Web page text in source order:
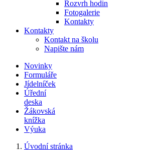
Rozvrh hodin
Fotogalerie
Kontakty
Kontakty
Kontakt na školu
Napište nám
Novinky
Formuláře
Jídelníček
Úřední
deska
Žákovská
knížka
Výuka
Úvodní stránka